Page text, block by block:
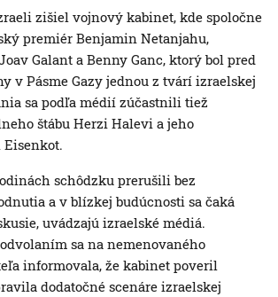
zišiel vojnový kabinet, kde spoločne
premiér Benjamin Netanjahu,
Galant a Benny Ganc, ktorý bol pred
v Pásme Gazy jednou z tvárí izraelskej
sa podľa médií zúčastnili tiež
štábu Herzi Halevi a jeho
Eisenkot.
schôdzku prerušili bez
a v blízkej budúcnosti sa čaká
uvádzajú izraelské médiá.
sa na nemenovaného
informovala, že kabinet poveril
dodatočné scenáre izraelskej